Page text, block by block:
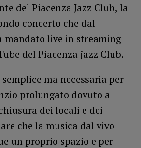
del Piacenza Jazz Club, la
concerto che dal
mandato live in streaming
del Piacenza jazz Club.
ma necessaria per
prolungato dovuto a
dei locali e dei
che la musica dal vivo
un proprio spazio e per